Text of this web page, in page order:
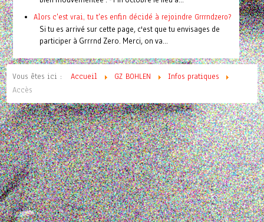
Alors c'est vrai, tu t'es enfin décidé à rejoindre Grrrndzero?
Si tu es arrivé sur cette page, c'est que tu envisages de
participer à Grrrnd Zero. Merci, on va...
Vous êtes ici : Accueil GZ BOHLEN
Infos pratiques
Accès